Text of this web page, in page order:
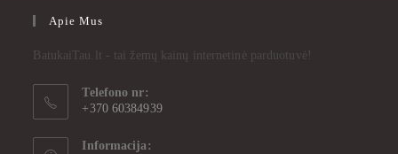
Apie Mus
BatukaiTau.lt - tai žemų kainų internetinė parduotuvė!
Telefono nr:
+370 60384939
Informacija: